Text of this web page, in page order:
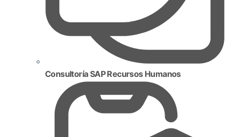
Consultoría SAP Recursos Humanos